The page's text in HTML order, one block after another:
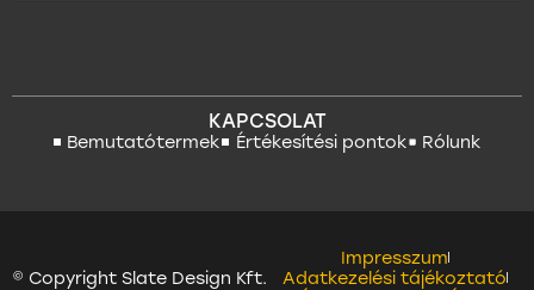
KAPCSOLAT
Bemutatótermek Értékesítési pontok Rólunk
© Copyright Slate Design Kft.
Impresszum
Adatkezelési tájékoztató